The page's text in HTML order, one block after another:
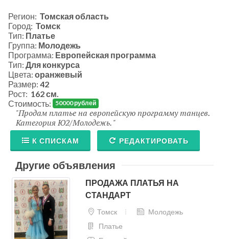
Регион: Томская область
Город: Томск
Тип: Платье
Группа: Молодежь
Программа: Европейская программа
Тип: Для конкурса
Цвета: оранжевый
Размер: 42
Рост: 162 см.
Стоимость:
50000 рублей
Продам платье на европейскую программу танцев.
Категория Ю2/Молодежь.
К СПИСКАМ РЕДАКТИРОВАТЬ
Другие объявления
ПРОДАЖА ПЛАТЬЯ НА
СТАНДАРТ
Томск
Молодежь
Платье